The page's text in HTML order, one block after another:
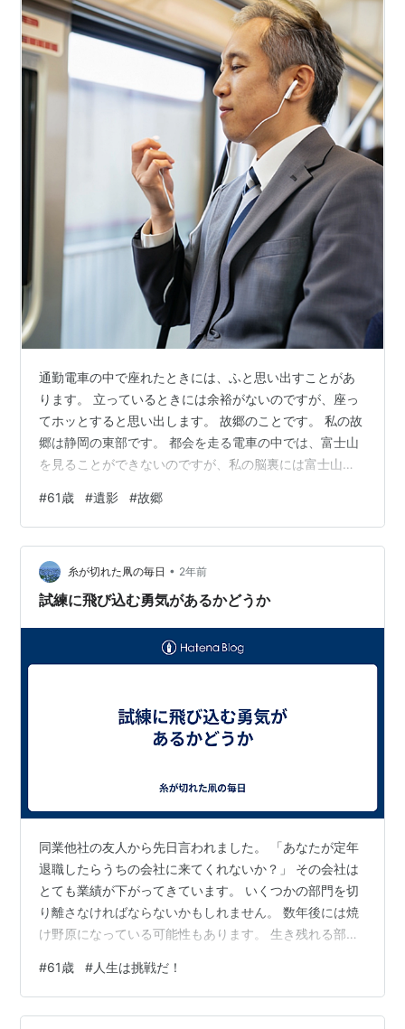
通勤電車の中で座れたときには、ふと思い出すことがあ
ります。 立っているときには余裕がないのですが、座っ
てホッとすると思い出します。 故郷のことです。 私の故
郷は静岡の東部です。 都会を走る電車の中では、富士山
を見ることができないのですが、私の脳裏には富士山が
故郷＝富士山なのです。 故郷を離れてから、いろいろな
場所に住みました。 数えたら10回引っ越しをしていまし
た。 独りで故郷を離れて、紆余曲折あり、最期は独りに
なりそうです。 ガムシャラに生きてきました。 61歳の今
までよく生きてきたと思います。 SNSで故郷の幼馴染と
#61歳 #遺影 #故郷
糸が切れた凧の毎日 • 2年前
試練に飛び込む勇気があるかどうか
同業他社の友人から先日言われました。 「あなたが定年
退職したらうちの会社に来てくれないか？」 その会社は
とても業績が下がってきています。 いくつかの部門を切
り離さなければならないかもしれません。 数年後には焼
け野原になっている可能性もあります。 生き残れる部門
厳しい状況であることは間違いないです。 しかし、私の
力を信じて声をかけてくれたことが嬉しいです。 それだ
けのことをやる限りは、 誰よりも知恵を出さなければな
#61歳 #人生は挑戦だ！